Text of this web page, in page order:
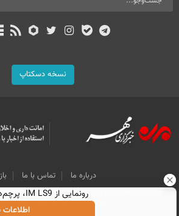
نسخه دسکتاپ
درباره ما تماس با ما
Agency is licensed under a Creative Commons
4.0 International License.
بازار